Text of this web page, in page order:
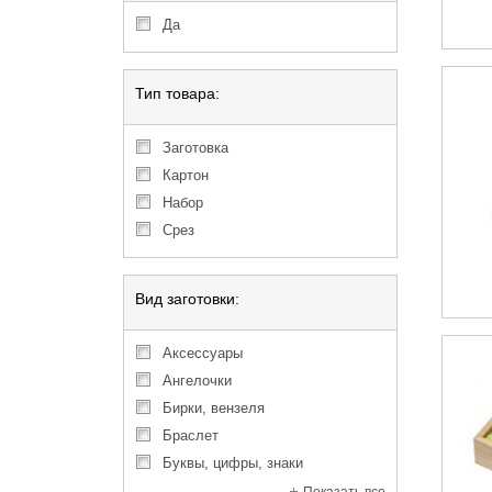
Да
Тип товара:
Заготовка
Картон
Набор
Срез
Вид заготовки:
Аксессуары
Ангелочки
Бирки, вензеля
Браслет
Буквы, цифры, знаки